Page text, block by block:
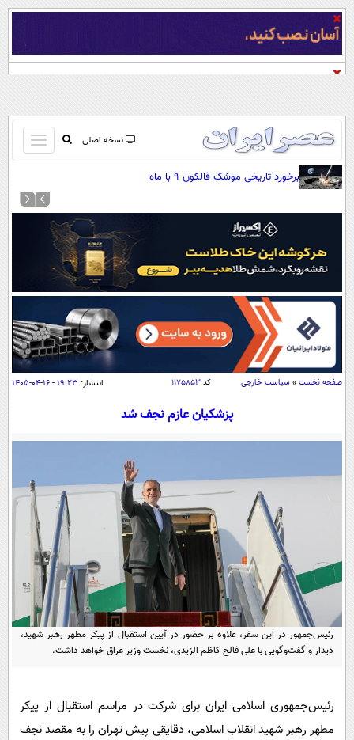
نسخه اصلی
باز
و
کردن
صفحه اول
نظرسنجی
آب و هوا
اوقات شرعی
سواد زندگی
اقتصاد
اقتصادی
خودرو
جامعه
اجتماعی
سلامت
یک برش دانایی
محیط زیست
سفر و تفریح
ورزشی
سیاست خارجی
فرهنگ و هنر
علم و دانش
فناوری و It
علمی
قرآن
گوناگون
سرگرمی
باشگاه مغز
مجله تصویری سلاح
فیلم
اقتصاد
ورزش
سرگرمی
عصر ایران 2
خواندنی ها و دیدنی ها
پیامک
آموزش زبان
برخورد تاریخی موشک فالکون ۹ با ماه
صفحه نخست » سیاست خارجی کد۱۱۷۵۸۵۳ انتشار: ۱۹:۲۳ - ۱۶-۰۴-۱۴۰۵
پزشکیان عازم نجف شد
رئیس‌جمهور در این سفر، علاوه بر حضور در آیین استقبال از پیکر مطهر رهبر شهید،
دیدار و گفت‌وگویی با علی فالح کاظم الزیدی، نخست وزیر عراق خواهد داشت.
رئیس‌جمهوری اسلامی ایران برای شرکت در مراسم استقبال از پیکر
مطهر رهبر شهید انقلاب اسلامی، دقایقی پیش تهران را به مقصد نجف